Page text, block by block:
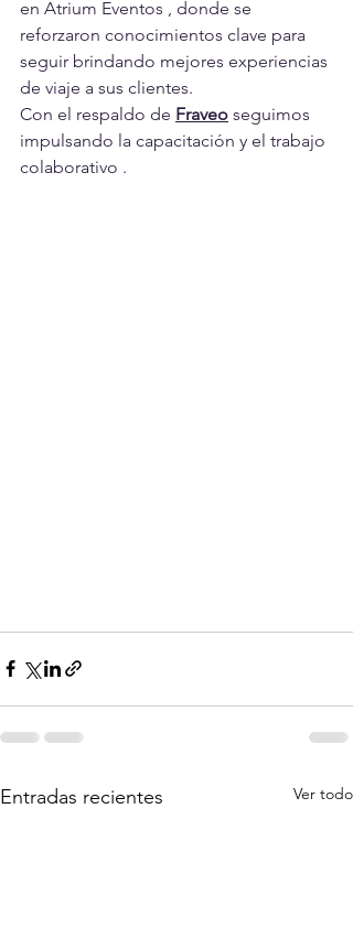
en Atrium Eventos , donde se
reforzaron conocimientos clave para
seguir brindando mejores experiencias
de viaje a sus clientes.
Con el respaldo de Fraveo seguimos
impulsando la capacitación y el trabajo
colaborativo .
Entradas recientes Ver todo